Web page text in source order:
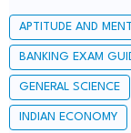
APTITUDE AND
BANKING EXAM
GENERAL SCIENCE
INDIAN ECONOMY